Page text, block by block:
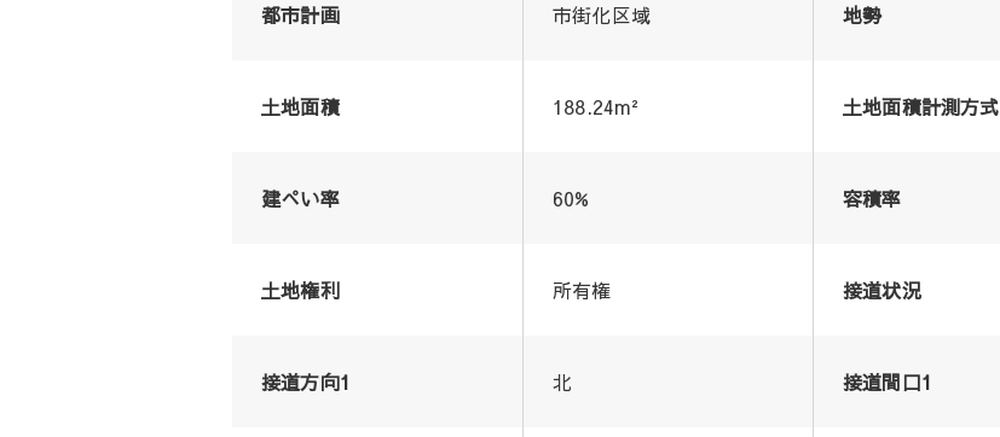
都市計画 市街化区域 地勢
土地面積 188.24m² 土地面積計測方式
建ぺい率 60% 容積率
土地権利 所有権 接道状況
接道方向1 北 接道間口1